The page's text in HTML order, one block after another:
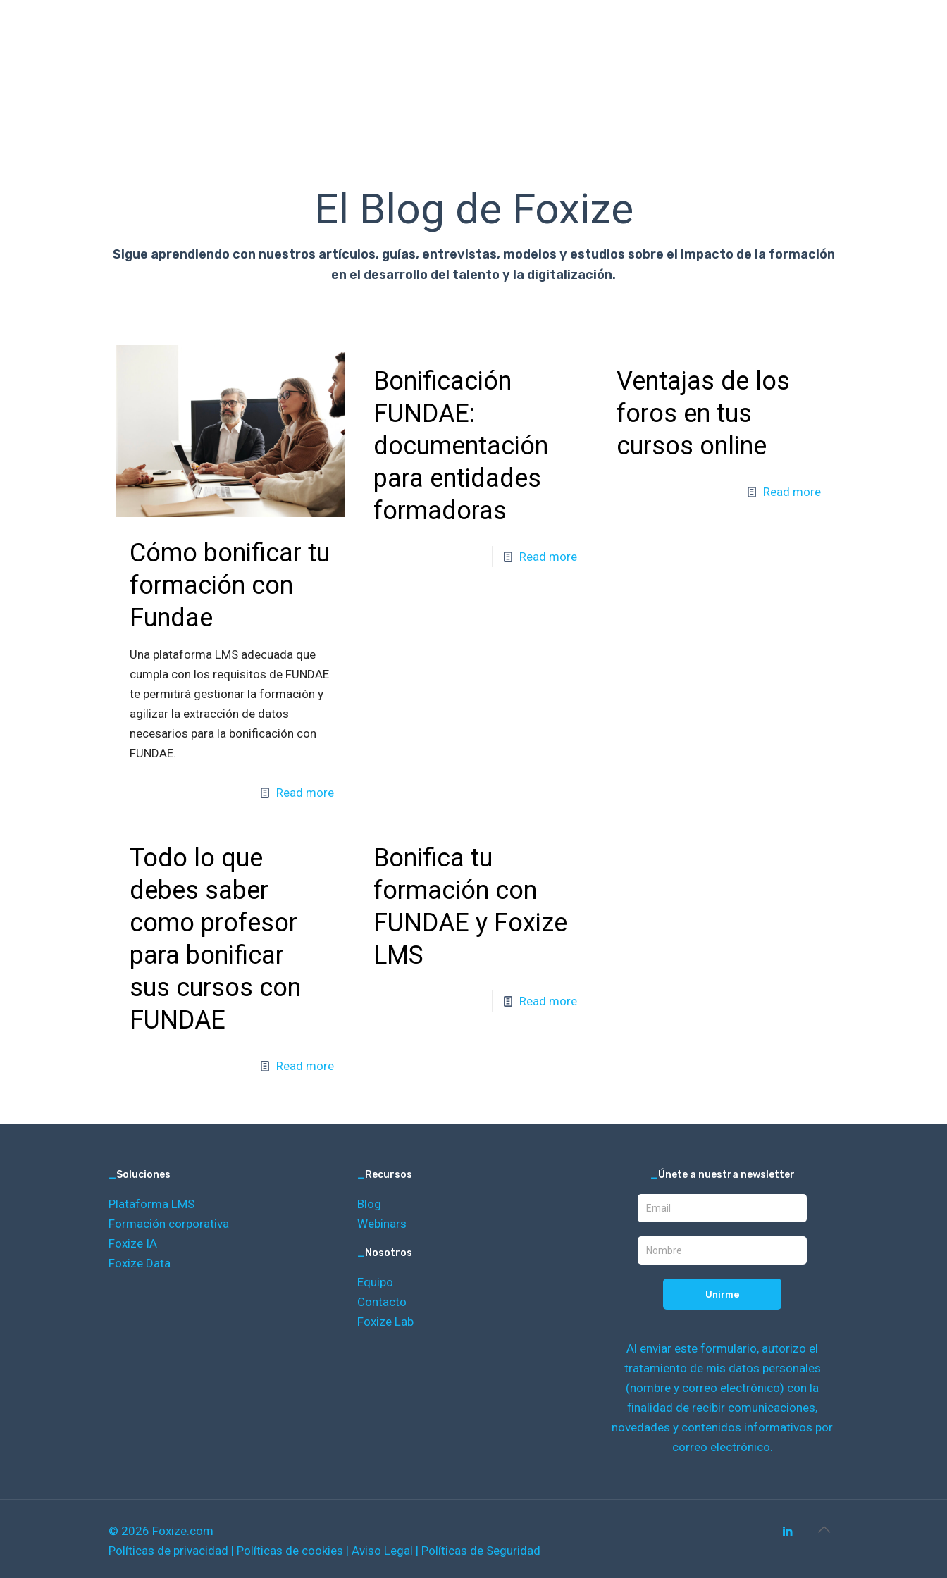
El Blog de Foxize
Sigue aprendiendo con nuestros artículos, guías, entrevistas, modelos y estudios sobre el impacto de la formación
en el desarrollo del talento y la digitalización.
Cómo bonificar tu
formación con
Fundae
Una plataforma LMS adecuada que
cumpla con los requisitos de FUNDAE
te permitirá gestionar la formación y
agilizar la extracción de datos
necesarios para la bonificación con
FUNDAE.
Read more
Bonificación
FUNDAE:
documentación
para entidades
formadoras
Read more
Ventajas de los
foros en tus
cursos online
Read more
Todo lo que
debes saber
como profesor
para bonificar
sus cursos con
FUNDAE
Read more
Bonifica tu
formación con
FUNDAE y Foxize
LMS
Read more
_Soluciones
Plataforma LMS
Formación corporativa
Foxize IA
Foxize Data
_Recursos
Blog
Webinars
_Nosotros
Equipo
Contacto
Foxize Lab
_Únete a nuestra newsletter
Al enviar este formulario, autorizo el
tratamiento de mis datos personales
(nombre y correo electrónico) con la
finalidad de recibir comunicaciones,
novedades y contenidos informativos por
correo electrónico.
© 2026 Foxize.com
Políticas de privacidad | Políticas de cookies | Aviso Legal | Políticas de Seguridad